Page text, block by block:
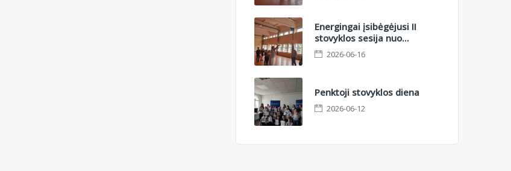
Energingai įsibėgėjusi II
stovyklos sesija nuo
azartinio orientacinio iki
sportinių kovų aikštelėje
2026-06-16
Penktoji stovyklos diena
2026-06-12